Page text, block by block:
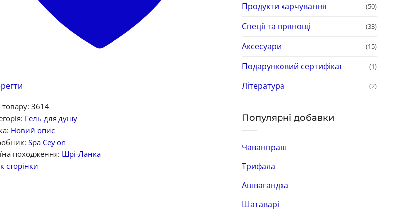
Продукти харчування (50)
Спеції та прянощі (33)
Аксесуари (15)
Подарунковий сертифікат (1)
Література (2)
Популярні добавки
Чаванпраш
Трифала
Ашвагандха
Шатаварі
товару: 3614
Гель для душу
Новий опис
Spa Ceylon
походження: Шрі-Ланка
сторінки